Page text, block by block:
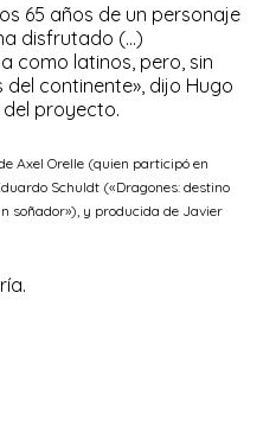
65 años de un personaje
disfrutado (…)
como latinos, pero, sin
continente», dijo Hugo
proyecto.
Axel Orelle (quien participó en
Schuldt («Dragones: destino
soñador»), y producida de Javier